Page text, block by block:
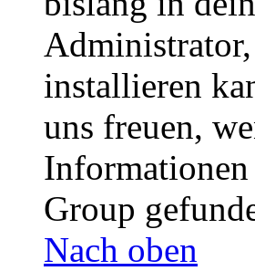
Administrator,
installieren
uns freuen,
Group
Nach oben